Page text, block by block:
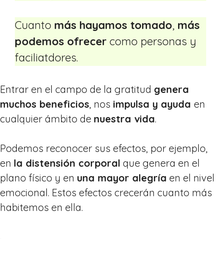
Cuanto más hayamos tomado, más
podemos ofrecer como personas y
faciliatdores.
Entrar en el campo de la gratitud genera
muchos beneficios , nos impulsa y ayuda en
cualquier ámbito de nuestra vida.
Podemos reconocer sus efectos, por ejemplo,
en la distensión corporal que genera en el
plano físico y en una mayor alegría en el nivel
emocional. Estos efectos crecerán cuanto más
habitemos en ella.